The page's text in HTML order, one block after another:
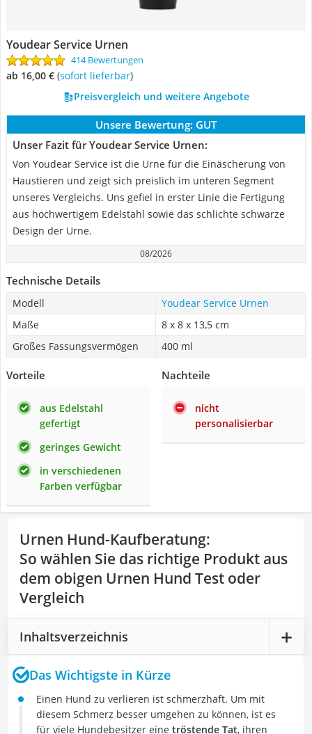
Youdear Service Urnen
414 Bewertungen
ab 16,00 € ( Sofort lieferbar)
Preisvergleich und weitere Angebote
Unsere Bewertung: GUT
Unser Fazit für Youdear Service Urnen:
Von Youdear Service ist die Urne für die Einäscherung von
Haustieren und zeigt sich preislich im unteren Segment
unseres Vergleichs. Uns gefiel in erster Linie die Fertigung
aus hochwertigem Edelstahl sowie das schlichte schwarze
Design der Urne.
08/2026
Technische Details
Modell
Youdear Service Urnen
Maße
8 x 8 x 13,5 cm
Großes Fassungsvermögen
400 ml
Vorteile
aus Edelstahl
gefertigt
geringes Gewicht
in verschiedenen
Farben verfügbar
Nachteile
nicht
personalisierbar
Urnen Hund-Kaufberatung:
So wählen Sie das richtige Produkt aus
dem obigen Urnen Hund Test oder
Vergleich
Inhaltsverzeichnis
Das Wichtigste in Kürze
Einen Hund zu verlieren ist schmerzhaft. Um mit
diesem Schmerz besser umgehen zu können, ist es
für viele Hundebesitzer eine tröstende Tat, ihren